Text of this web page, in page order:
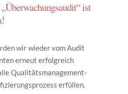
ist
wir wieder vom Audit
erneut erfolgreich
Qualitätsmanagement-
erfüllen.